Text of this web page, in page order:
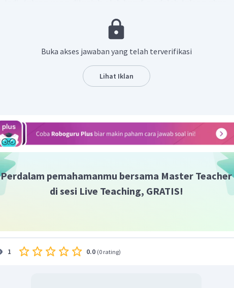
Buka akses jawaban yang telah terverifikasi
Lihat Iklan
Perdalam pemahamanmu bersama Master Teacher
di sesi Live Teaching, GRATIS!
1 0.0 (0 rating)